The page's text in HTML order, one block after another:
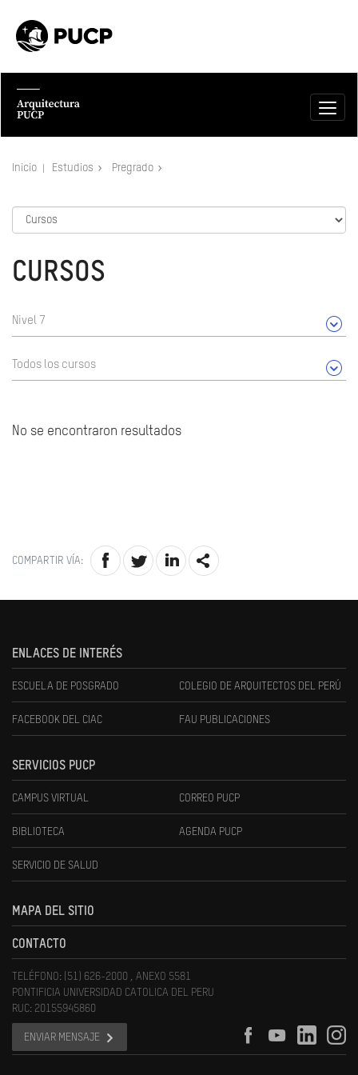
Inicio Estudios Pregrado
CURSOS
Nivel 7
Todos los cursos
No se encontraron resultados
COMPARTIR VÍA:
ENLACES DE INTERÉS
ESCUELA DE POSGRADO COLEGIO DE ARQUITECTOS DEL PERÚ
FACEBOOK DEL CIAC FAU PUBLICACIONES
SERVICIOS PUCP
CAMPUS VIRTUAL CORREO PUCP
BIBLIOTECA AGENDA PUCP
SERVICIO DE SALUD
MAPA DEL SITIO
CONTACTO
TELÉFONO: (51) 626-2000 , ANEXO 5581
PONTIFICIA UNIVERSIDAD CATOLICA DEL PERU
RUC: 20155945860
ENVIAR MENSAJE